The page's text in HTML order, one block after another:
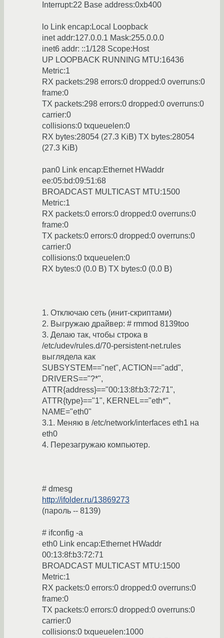
Interrupt:22 Base address:0xb400
lo Link encap:Local Loopback
inet addr:127.0.0.1 Mask:255.0.0.0
inet6 addr: ::1/128 Scope:Host
UP LOOPBACK RUNNING MTU:16436
Metric:1
RX packets:298 errors:0 dropped:0 overruns:0
frame:0
TX packets:298 errors:0 dropped:0 overruns:0
carrier:0
collisions:0 txqueuelen:0
RX bytes:28054 (27.3 KiB) TX bytes:28054
(27.3 KiB)
pan0 Link encap:Ethernet HWaddr
ee:05:bd:09:51:68
BROADCAST MULTICAST MTU:1500
Metric:1
RX packets:0 errors:0 dropped:0 overruns:0
frame:0
TX packets:0 errors:0 dropped:0 overruns:0
carrier:0
collisions:0 txqueuelen:0
RX bytes:0 (0.0 B) TX bytes:0 (0.0 B)
1. Отключаю сеть (инит-скриптами)
2. Выгружаю драйвер: # rmmod 8139too
3. Делаю так, чтобы строка в
/etc/udev/rules.d/70-persistent-net.rules
выглядела как
SUBSYSTEM=="net", ACTION=="add",
DRIVERS=="?*",
ATTR{address}=="00:13:8f:b3:72:71",
ATTR{type}=="1", KERNEL=="eth*",
NAME="eth0"
3.1. Меняю в /etc/network/interfaces eth1 на
eth0
4. Перезагружаю компьютер.
# dmesg
http://ifolder.ru/13869273
(пароль -- 8139)
# ifconfig -a
eth0 Link encap:Ethernet HWaddr
00:13:8f:b3:72:71
BROADCAST MULTICAST MTU:1500
Metric:1
RX packets:0 errors:0 dropped:0 overruns:0
frame:0
TX packets:0 errors:0 dropped:0 overruns:0
carrier:0
collisions:0 txqueuelen:1000